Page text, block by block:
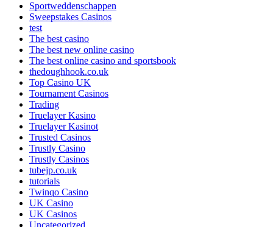
Sportweddenschappen
Sweepstakes Casinos
test
The best casino
The best new online casino
The best online casino and sportsbook
thedoughhook.co.uk
Top Casino UK
Tournament Casinos
Trading
Truelayer Kasino
Truelayer Kasinot
Trusted Casinos
Trustly Casino
Trustly Casinos
tubejp.co.uk
tutorials
Twinqo Casino
UK Casino
UK Casinos